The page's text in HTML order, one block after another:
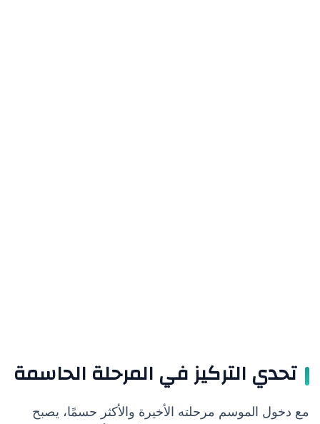
تحدي التركيز في المرحلة الحاسمة
مع دخول الموسم مرحلته الأخيرة والأكثر حسمًا، يصبح